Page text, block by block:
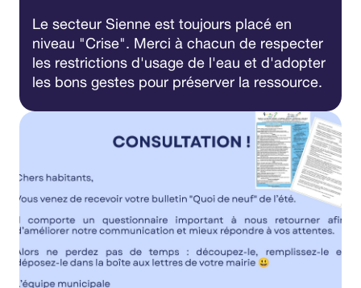
Le secteur Sienne est toujours placé en
niveau "Crise". Merci à chacun de respecter
les restrictions d'usage de l'eau et d'adopter
les bons gestes pour préserver la ressource.